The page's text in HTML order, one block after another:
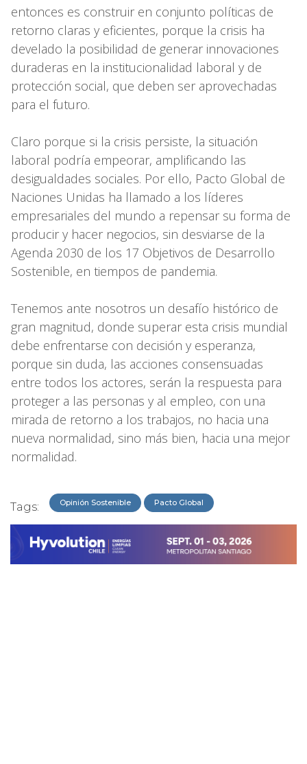
entonces es construir en conjunto políticas de
retorno claras y eficientes, porque la crisis ha
develado la posibilidad de generar innovaciones
duraderas en la institucionalidad laboral y de
protección social, que deben ser aprovechadas
para el futuro.
Claro porque si la crisis persiste, la situación
laboral podría empeorar, amplificando las
desigualdades sociales. Por ello, Pacto Global de
Naciones Unidas ha llamado a los líderes
empresariales del mundo a repensar su forma de
producir y hacer negocios, sin desviarse de la
Agenda 2030 de los 17 Objetivos de Desarrollo
Sostenible, en tiempos de pandemia.
Tenemos ante nosotros un desafío histórico de
gran magnitud, donde superar esta crisis mundial
debe enfrentarse con decisión y esperanza,
porque sin duda, las acciones consensuadas
entre todos los actores, serán la respuesta para
proteger a las personas y al empleo, con una
mirada de retorno a los trabajos, no hacia una
nueva normalidad, sino más bien, hacia una mejor
normalidad.
Tags: Opinión Sostenible Pacto Global